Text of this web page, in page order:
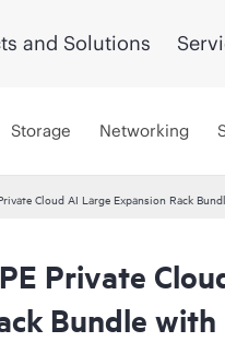
and Solutions
Storage Networking
Cloud AI Large Expansion Rack
Private
Bundle